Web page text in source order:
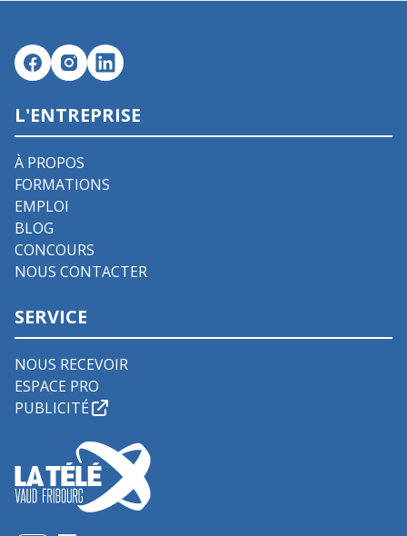
L'ENTREPRISE
À PROPOS
FORMATIONS
EMPLOI
BLOG
CONCOURS
NOUS CONTACTER
SERVICE
NOUS RECEVOIR
ESPACE PRO
PUBLICITÉ